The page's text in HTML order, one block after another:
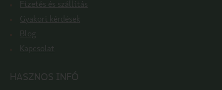
Fizetés és szállítás
Gyakori kérdések
Blog
Kapcsolat
HASZNOS INFÓ